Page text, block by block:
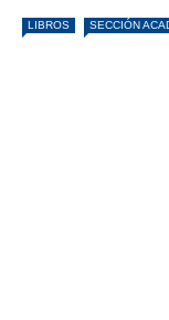
LIBROS SECCIÓN